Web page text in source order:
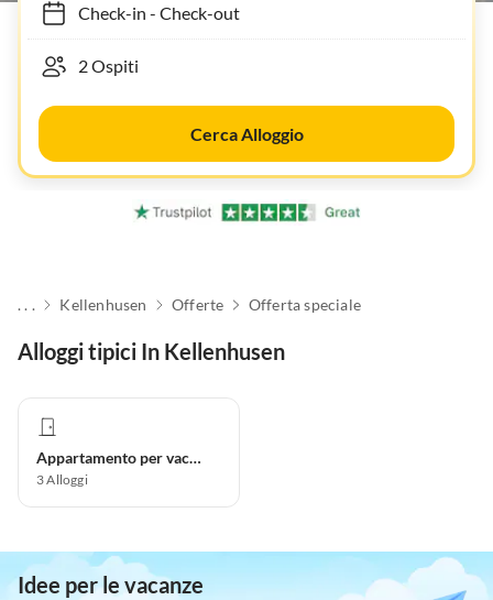
Check-in- Check-out
Cerca Alloggio
. . . Kellenhusen Offerte Offerta speciale
Alloggi tipici In Kellenhusen
Appartamento per vacanze
3Alloggi
Idee per le vacanze